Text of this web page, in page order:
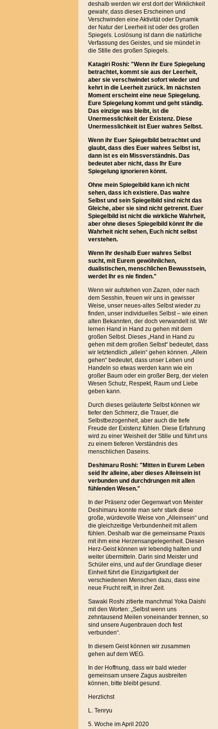
deshalb werden wir erst dort der Wirklichkeit
gewahr, dass dieses Erscheinen und
Verschwinden eine Aktivität oder Dynamik
der Natur der Leerheit ist oder des großen
Spiegels. Loslösung ist dann die natürliche
Verfassung des Geistes, und sie mündet in
die Stille des großen Spiegels.
Katagiri Roshi: "Wenn ihr Eure Spiegelung
betrachtet, kommt sie aus der Leerheit,
aber sie verschwindet sofort wieder und
kehrt in die Leerheit zurück. Im nächsten
Moment erscheint eine neue Spiegelung.
Eure Spiegelung kommt und geht ständig.
Das einzige was bleibt, ist die
Unermesslichkeit der Existenz. Diese
Unermesslichkeit ist Euer wahres Selbst.
Wenn ihr Euer Spiegelbild betrachtet und
glaubt, dass dies Euer wahres Selbst ist,
dann ist es ein Missverständnis. Das
bedeutet aber nicht, dass Ihr Eure
Spiegelung ignorieren könnt.
Ohne mein Spiegelbild kann ich nicht
sehen, dass ich existiere. Das wahre
Selbst und sein Spiegelbild sind nicht das
Gleiche, aber sie sind nicht getrennt. Euer
Spiegelbild ist nicht die wirkliche Wahrheit,
aber ohne dieses Spiegelbild könnt Ihr die
Wahrheit nicht sehen, Euch nicht selbst
verstehen.
Wenn Ihr deshalb Euer wahres Selbst
sucht, mit Eurem gewöhnlichen,
dualistischen, menschlichen Bewusstsein,
werdet Ihr es nie finden."
Wenn wir aufstehen von Zazen, oder nach
dem Sesshin, freuen wir uns in gewisser
Weise, unser neues-altes Selbst wieder zu
finden, unser individuelles Selbst – wie einen
alten Bekannten, der doch verwandelt ist. Wir
lernen Hand in Hand zu gehen mit dem
großen Selbst. Dieses „Hand in Hand zu
gehen mit dem großen Selbst“ bedeutet, dass
wir letztendlich „allein“ gehen können. „Allein
gehen“ bedeutet, dass unser Leben und
Handeln so etwas werden kann wie ein
großer Baum oder ein großer Berg, der vielen
Wesen Schutz, Respekt, Raum und Liebe
geben kann.
Durch dieses geläuterte Selbst können wir
tiefer den Schmerz, die Trauer, die
Selbstbezogenheit, aber auch die tiefe
Freude der Existenz fühlen. Diese Erfahrung
wird zu einer Weisheit der Stille und führt uns
zu einem tieferen Verständnis des
menschlichen Daseins.
Deshimaru Roshi: "Mitten in Eurem Leben
seid Ihr alleine, aber dieses Alleinsein ist
verbunden und durchdrungen mit allen
fühlenden Wesen."
In der Präsenz oder Gegenwart von Meister
Deshimaru konnte man sehr stark diese
große, würdevolle Weise von „Alleinsein“ und
die gleichzeitige Verbundenheit mit allem
fühlen. Deshalb war die gemeinsame Praxis
mit ihm eine Herzensangelegenheit. Diesen
Herz-Geist können wir lebendig halten und
weiter übermitteln. Darin sind Meister und
Schüler eins, und auf der Grundlage dieser
Einheit führt die Einzigartigkeit der
verschiedenen Menschen dazu, dass eine
neue Frucht reift, in ihrer Zeit.
Sawaki Roshi zitierte manchmal Yoka Daishi
mit den Worten: „Selbst wenn uns
zehntausend Meilen voneinander trennen, so
sind unsere Augenbrauen doch fest
verbunden“.
In diesem Geist können wir zusammen
gehen auf dem WEG.
In der Hoffnung, dass wir bald wieder
gemeinsam unsere Zagus ausbreiten
können, bitte bleibt gesund.
Herzlichst
L. Tenryu
5. Woche im April 2020